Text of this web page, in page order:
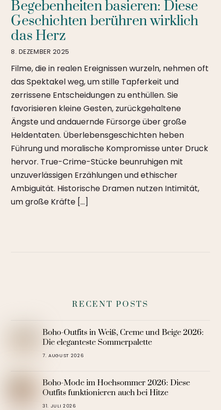
8. DEZEMBER 2025
Begebenheiten basieren: Diese
Geschichten berühren wirklich
das Herz
Filme, die in realen Ereignissen wurzeln, nehmen oft
das Spektakel weg, um stille Tapferkeit und
zerrissene Entscheidungen zu enthüllen. Sie
favorisieren kleine Gesten, zurückgehaltene
Ängste und andauernde Fürsorge über große
Heldentaten. Überlebensgeschichten heben
Führung und moralische Kompromisse unter Druck
hervor. True-Crime-Stücke beunruhigen mit
unzuverlässigen Erzählungen und ethischer
Ambiguität. Historische Dramen nutzen Intimität,
um große Kräfte […]
RECENT POSTS
Boho-Outfits in Weiß, Creme und Beige 2026:
Die eleganteste Sommerpalette
7. AUGUST 2026
Boho-Mode im Hochsommer 2026: Diese
Outfits funktionieren auch bei Hitze
31. JULI 2026